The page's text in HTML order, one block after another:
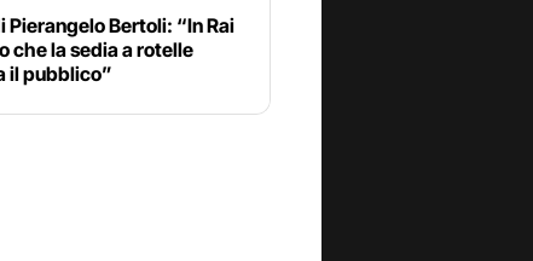
Pierangelo Bertoli: “In Rai
che la sedia a rotelle
il pubblico”